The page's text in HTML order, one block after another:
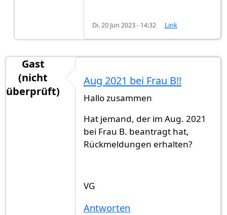
Di. 20 Jun 2023 - 14:32 Link
Gast
(nicht
überprüft)
Aug 2021 bei Frau B!!
Hallo zusammen
Hat jemand, der im Aug. 2021
bei Frau B. beantragt hat,
Rückmeldungen erhalten?
VG
Antworten